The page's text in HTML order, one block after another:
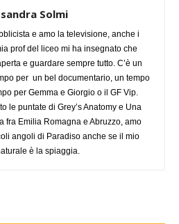
Solmi
e amo la televisione, anche i
prof del liceo mi ha insegnato che
e guardare sempre tutto. C’è un
per un bel documentario, un tempo
per Gemma e Giorgio o il GF Vip.
le puntate di Grey’s Anatomy e Una
fra Emilia Romagna e Abruzzo, amo
angoli di Paradiso anche se il mio
è la spiaggia.